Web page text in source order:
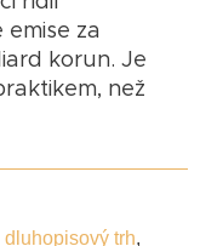
za
korun. Je
než
dluhopisový trh,